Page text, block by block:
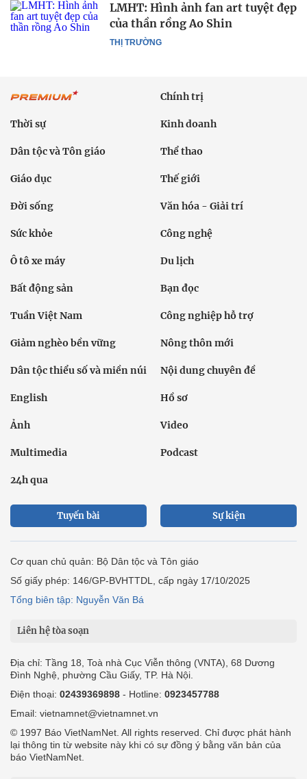
THỊ TRƯỜNG
LMHT: Hình ảnh fan art tuyệt đẹp
của thần rồng Ao Shin
Chính trị
Thời sự Kinh doanh
Dân tộc và Tôn giáo Thể thao
Giáo dục Thế giới
Đời sống Văn hóa - Giải trí
Sức khỏe Công nghệ
Ô tô xe máy Du lịch
Bất động sản Bạn đọc
Tuần Việt Nam Công nghiệp hỗ trợ
Giảm nghèo bền vững Nông thôn mới
Dân tộc thiểu số và miền núi Nội dung chuyên đề
English Hồ sơ
Ảnh Video
Multimedia Podcast
24h qua
Tuyến bài Sự kiện
Cơ quan chủ quản: Bộ Dân tộc và Tôn giáo
Số giấy phép: 146/GP-BVHTTDL, cấp ngày 17/10/2025
Tổng biên tập: Nguyễn Văn Bá
Liên hệ tòa soạn
Địa chỉ: Tầng 18, Toà nhà Cục Viễn thông (VNTA), 68 Dương
Đình Nghệ, phường Cầu Giấy, TP. Hà Nội.
Điện thoại: 02439369898 - Hotline: 0923457788
Email: vietnamnet@vietnamnet.vn
© 1997 Báo VietNamNet. All rights reserved. Chỉ được phát hành
lại thông tin từ website này khi có sự đồng ý bằng văn bản của
báo VietNamNet.